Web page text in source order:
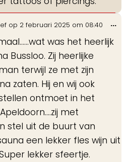
op 2 februari 2025 om 08:40
was het heerlijk
Bussloo. Zij heerlijke
terwijl ze met zijn
zaten. Hij en wij ook
ontmoet in het
met
stel uit de buurt van
een lekker fles wijn uit
lekker sfeertje.
...